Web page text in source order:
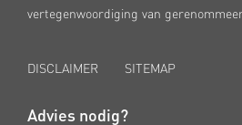
vertegenwoordiging van
DISCLAIMER SITEMAP
Advies nodig?